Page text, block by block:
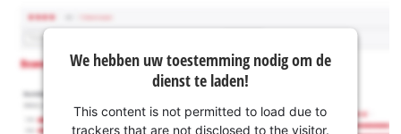
We hebben uw toestemming nodig om de
dienst te laden!
This content is not permitted to load due to
trackers that are not disclosed to the visitor.